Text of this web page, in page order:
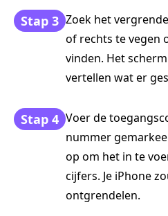
Stap 3 Zoek het
of rechts te vegen
vinden. Het
vertellen wat er
Stap 4 Voer de
nummer
op om het in te
cijfers. Je iPhone
ontgrendelen.